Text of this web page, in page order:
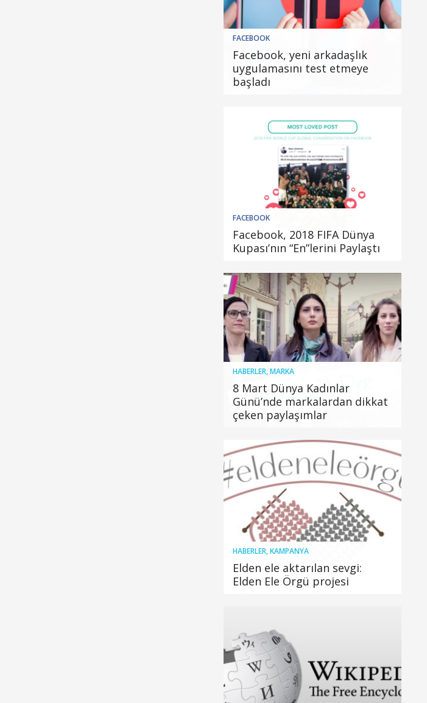
FACEBOOK
Facebook, yeni arkadaşlık
uygulamasını test etmeye
başladı
FACEBOOK
Facebook, 2018 FIFA Dünya
Kupası’nın “En”lerini Paylaştı
HABERLER,MARKA
8 Mart Dünya Kadınlar
Günü’nde markalardan dikkat
çeken paylaşımlar
HABERLER,KAMPANYA
Elden ele aktarılan sevgi:
Elden Ele Örgü projesi